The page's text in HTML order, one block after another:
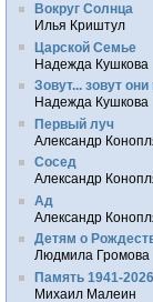
Вокруг Солнца
Илья Криштул
Царской Семье
Надежда Кушкова
Зовут... зовут
Надежда Кушкова
Первый луч
Александр
Сосед
Александр
Ад
Александр
Детям о
Людмила Громова
Память 1941-2026
Михаил Малеин